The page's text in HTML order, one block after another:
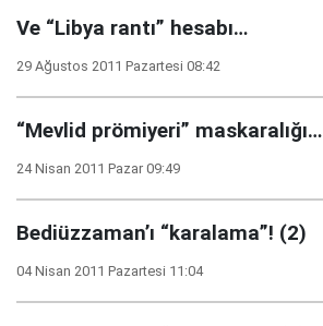
Ve “Libya rantı” hesabı…
29 Ağustos 2011 Pazartesi 08:42
“Mevlid prömiyeri” maskaralığı…
24 Nisan 2011 Pazar 09:49
Bediüzzaman’ı “karalama”! (2)
04 Nisan 2011 Pazartesi 11:04